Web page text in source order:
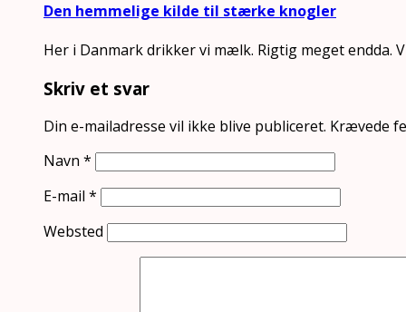
Den hemmelige kilde til stærke knogler
Her i Danmark drikker vi mælk. Rigtig meget endda.
Skriv et svar
Din e-mailadresse vil ikke blive publiceret. Krævede
Navn *
E-mail *
Websted